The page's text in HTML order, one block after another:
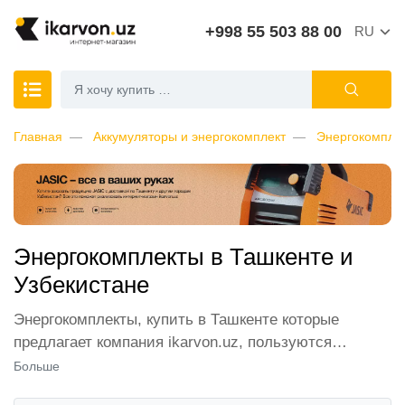
+998 55 503 88 00 RU
Главная Аккумуляторы и энергокомплект
Энергокомплекты в Ташкенте и
Узбекистане
Энергокомплекты, купить в Ташкенте которые
предлагает компания ikarvon.uz, пользуются
широким спросом среди наших клиентов. Мы
Больше